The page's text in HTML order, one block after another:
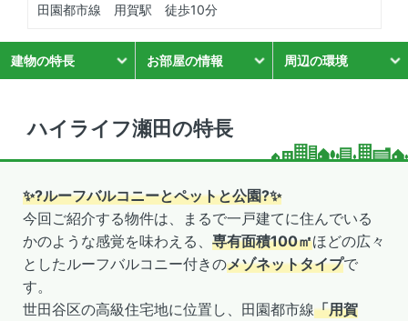
田園都市線 用賀駅 徒歩10分
建物の特長 お部屋の情報 周辺の環境
ハイライフ瀬田の特長
✨?ルーフバルコニーとペットと公園?✨
今回ご紹介する物件は、まるで一戸建てに住んでいる
かのような感覚を味わえる、 専有面積100㎡ほどの広々
としたルーフバルコニー付きのメゾネットタイプで
す。
世田谷区の高級住宅地に位置し、田園都市線「用賀